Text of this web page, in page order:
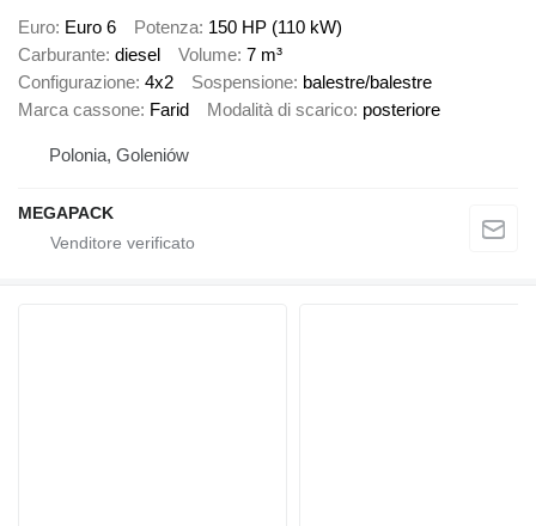
Euro Euro 6 Potenza 150 HP (110 kW)
Carburante diesel Volume 7 m³
Configurazione 4x2 Sospensione balestre/balestre
Marca cassone Farid Modalità di scarico posteriore
Polonia, Goleniów
MEGAPACK